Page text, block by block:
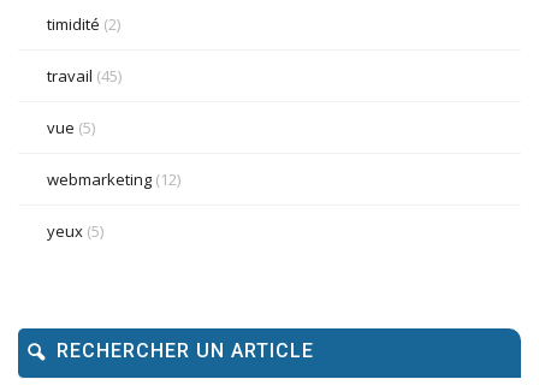
timidité (2)
travail (45)
vue (5)
webmarketing (12)
yeux (5)
RECHERCHER UN ARTICLE